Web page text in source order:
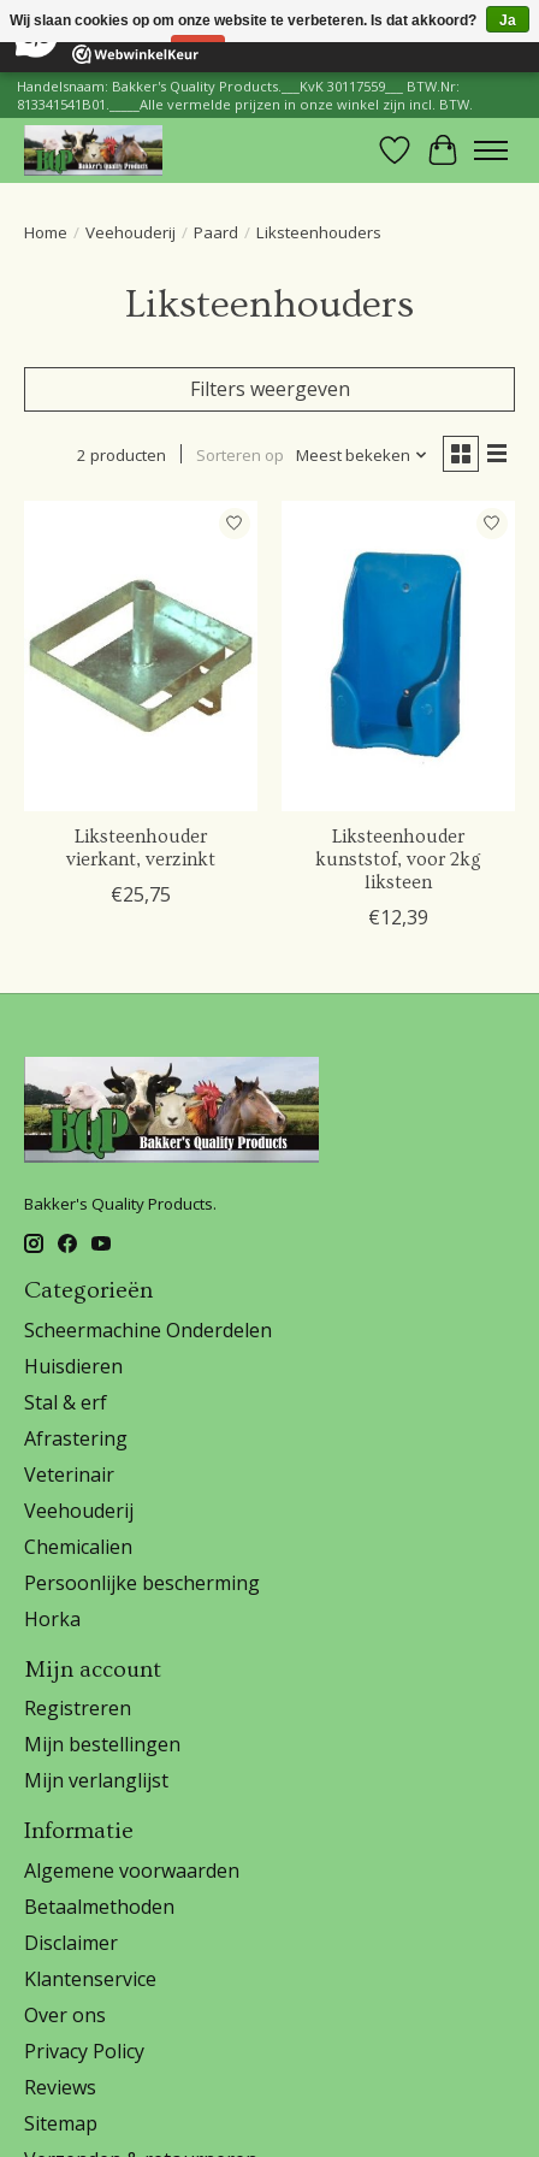
206 Reviews ×
Handelsnaam: Bakker's Quality Products.___KvK 30117559___ BTW.Nr:
813341541B01._____Alle vermelde prijzen in onze winkel zijn incl. BTW.
Verlanglijst
Home / Veehouderij / Paard / Liksteenhouders
Liksteenhouders
Filters weergeven
2 producten Sorteren op Meest bekeken
Liksteenhouder
vierkant, verzinkt
€25,75
Liksteenhouder
kunststof, voor 2kg
liksteen
€12,39
Bakker's Quality Products.
Categorieën
Scheermachine Onderdelen
Huisdieren
Stal & erf
Afrastering
Veterinair
Veehouderij
Chemicalien
Persoonlijke bescherming
Horka
Mijn account
Registreren
Mijn bestellingen
Mijn verlanglijst
Informatie
Algemene voorwaarden
Betaalmethoden
Disclaimer
Klantenservice
Over ons
Privacy Policy
Reviews
Sitemap
Wij slaan cookies op om onze website te verbeteren. Is dat akkoord?
Ja
Nee